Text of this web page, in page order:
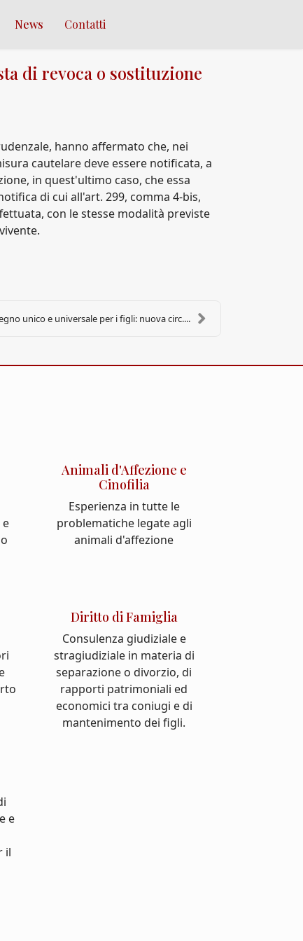
News Contatti
di revoca o sostituzione
hanno affermato che, nei
cautelare deve essere notificata, a
in quest'ultimo caso, che essa
di cui all'art. 299, comma 4-bis,
con le stesse modalità previste
unico e universale per i figli: nuova circ....
Animali d'Affezione e
Cinofilia
Esperienza in tutte le
problematiche legate agli
animali d'affezione
Diritto di Famiglia
Consulenza giudiziale e
stragiudiziale in materia di
separazione o divorzio, di
rapporti patrimoniali ed
economici tra coniugi e di
mantenimento dei figli.
e
il